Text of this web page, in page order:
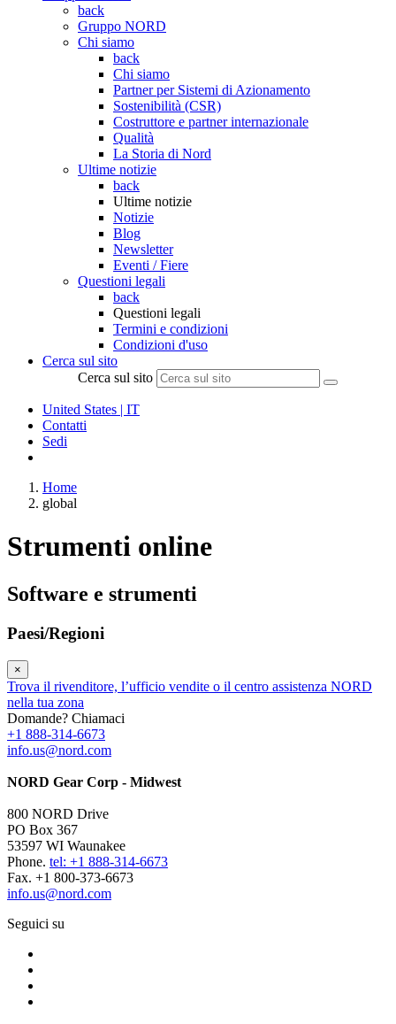
back
Gruppo NORD
Chi siamo
back
Chi siamo
Partner per Sistemi di Azionamento
Sostenibilità (CSR)
Costruttore e partner internazionale
Qualità
La Storia di Nord
Ultime notizie
back
Ultime notizie
Notizie
Blog
Newsletter
Eventi / Fiere
Questioni legali
back
Questioni legali
Termini e condizioni
Condizioni d'uso
Cerca sul sito
Cerca sul sito
United States | IT
Contatti
Sedi
Home
global
Strumenti online
Software e strumenti
Paesi/Regioni
×
Trova il rivenditore, l’ufficio vendite o il centro assistenza NORD
nella tua zona
Domande? Chiamaci
+1 888-314-6673
info.us@nord.com
NORD Gear Corp - Midwest
800 NORD Drive
PO Box 367
53597 WI Waunakee
Phone. tel: +1 888-314-6673
Fax. +1 800-373-6673
info.us@nord.com
Seguici su